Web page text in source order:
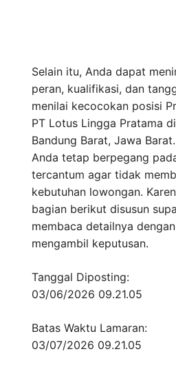
Selain itu, Anda dapat
peran, kualifikasi, dan
menilai kecocokan posisi
PT Lotus Lingga Pratama
Bandung Barat, Jawa
Anda tetap berpegang
tercantum agar tidak
kebutuhan lowongan.
bagian berikut disusun
membaca detailnya
mengambil keputusan.
Tanggal Diposting:
03/06/2026 09.21.05
Batas Waktu Lamaran:
03/07/2026 09.21.05